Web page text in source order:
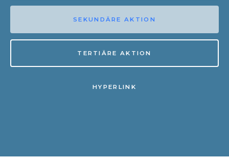
SEKUNDÄRE AKTION
TERTIÄRE AKTION
HYPERLINK